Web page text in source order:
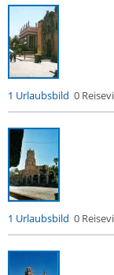
1 Urlaubsbild 0
1 Urlaubsbild 0